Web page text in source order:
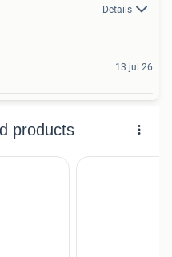
Details
13 jul 26